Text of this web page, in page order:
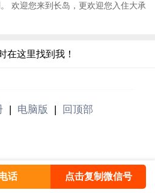
欢迎您来到长岛，更欢迎您入住大承
在这里找到我！
| 电脑版 | 回顶部
话 点击复制微信号